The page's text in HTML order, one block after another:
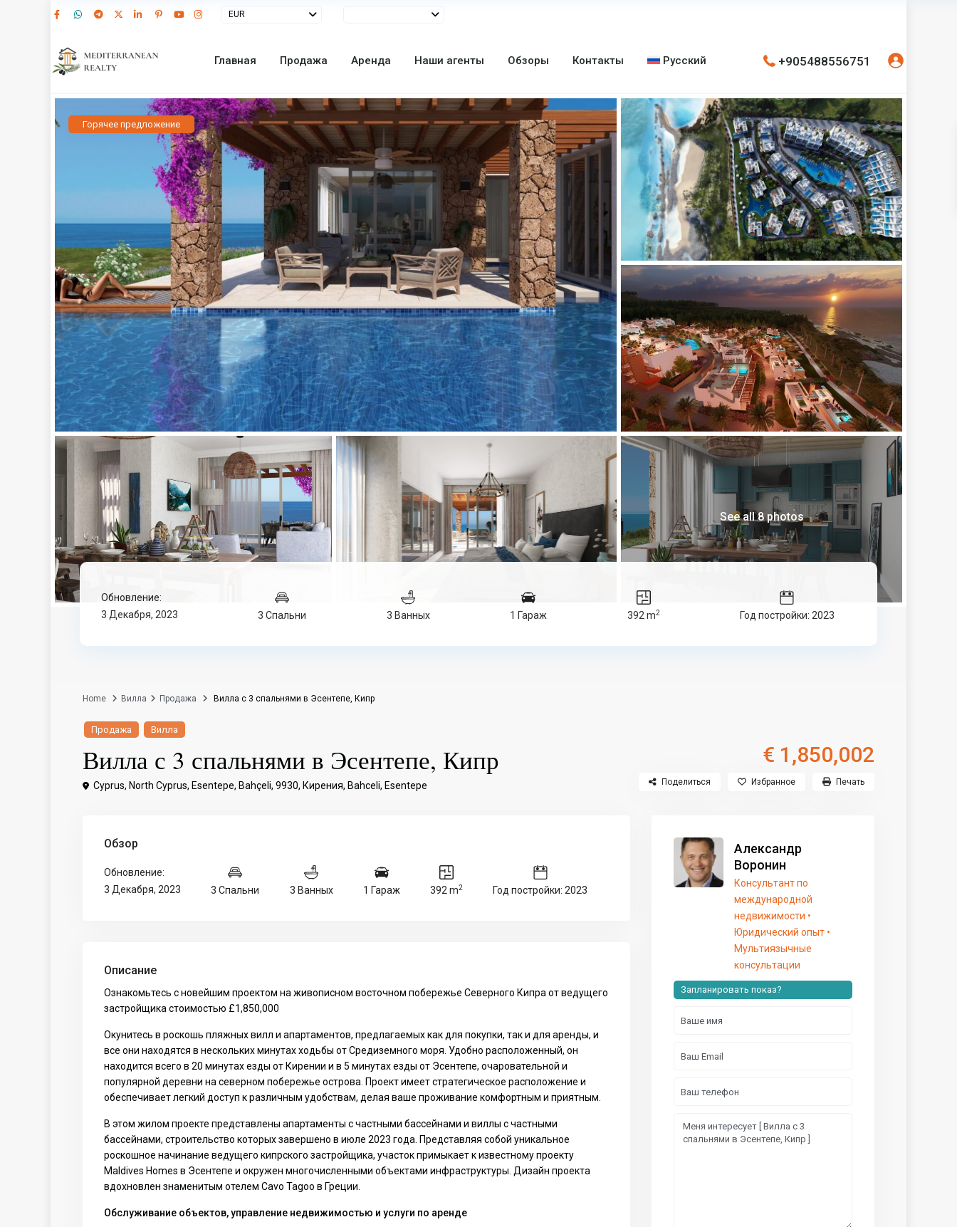
EUR
Главная Продажа Аренда Наши агенты Обзоры Контакты Русский +905488556751
Горячее предложение
See all 8 photos
Обновление:
3 Декабря, 2023
3 Спальни 3 Ванных 1 Гараж 392 m2 Год постройки: 2023
Home Вилла Продажа Вилла с 3 спальнями в Эсентепе, Кипр
Продажа Вилла
Вилла с 3 спальнями в Эсентепе, Кипр € 1,850,002
Cyprus, North Cyprus, Esentepe, Bahçeli, 9930, Кирения, Bahceli, Esentepe Поделиться Избранное Печать
Обзор
Обновление:
3 Декабря, 2023
3 Спальни 3 Ванных 1 Гараж 392 m2 Год постройки: 2023
Описание
Ознакомьтесь с новейшим проектом на живописном восточном побережье Северного Кипра от ведущего
застройщика стоимостью £1,850,000
Окунитесь в роскошь пляжных вилл и апартаментов, предлагаемых как для покупки, так и для аренды, и
все они находятся в нескольких минутах ходьбы от Средиземного моря. Удобно расположенный, он
находится всего в 20 минутах езды от Кирении и в 5 минутах езды от Эсентепе, очаровательной и
популярной деревни на северном побережье острова. Проект имеет стратегическое расположение и
обеспечивает легкий доступ к различным удобствам, делая ваше проживание комфортным и приятным.
В этом жилом проекте представлены апартаменты с частными бассейнами и виллы с частными
бассейнами, строительство которых завершено в июле 2023 года. Представляя собой уникальное
роскошное начинание ведущего кипрского застройщика, участок примыкает к известному проекту
Maldives Homes в Эсентепе и окружен многочисленными объектами инфраструктуры. Дизайн проекта
вдохновлен знаменитым отелем Cavo Tagoo в Греции.
Обслуживание объектов, управление недвижимостью и услуги по аренде
Александр
Воронин
Консультант по
международной
недвижимости •
Юридический опыт •
Мультиязычные
консультации
Запланировать показ?